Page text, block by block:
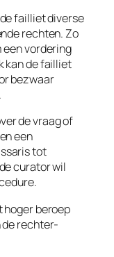
failliet diverse
rechten. Zo
een vordering
kan de failliet
bezwaar
de vraag of
een
tot
curator wil
hoger beroep
de rechter-